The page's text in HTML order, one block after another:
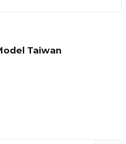
Taiwan